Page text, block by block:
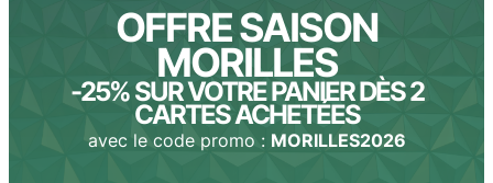
OFFRE SAISON
MORILLES
-25% SUR VOTRE PANIER DÈS 2
CARTES ACHETÉES
avec le code promo : MORILLES2026